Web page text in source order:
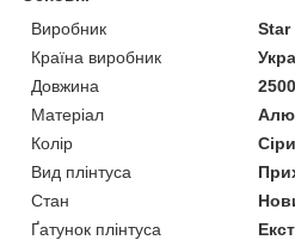
Виробник
Star
Країна виробник
Довжина
Матеріал
Колір
Вид плінтуса
Стан
Ґатунок плінтуса